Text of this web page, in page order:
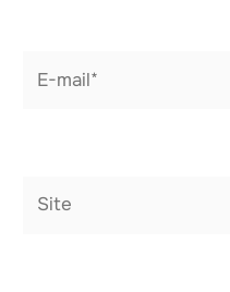
mail*